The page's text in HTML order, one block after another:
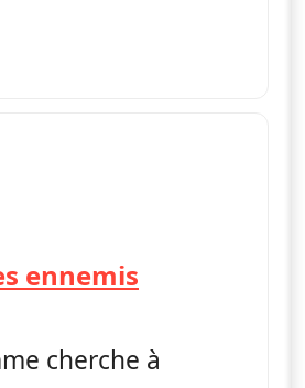
ennemis
cherche à